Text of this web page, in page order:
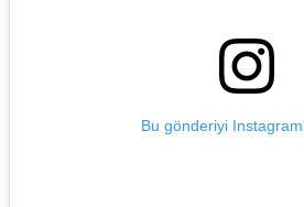
Bu gönderiyi